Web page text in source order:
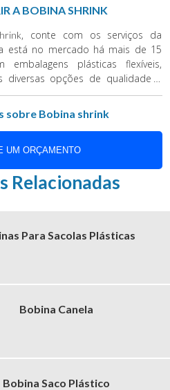
A BOBINA SHRINK
, conte com os serviços da
está no mercado há mais de 15
plásticas flexíveis,
diversas opções de qualidade e
principal da empresa é
benefício, reduzindo custos e
oportunidades de
Embalagem Ideal é personalizado
demandas e preferências de
Entre em contato com um
eventuais dúvidas sobre a
outros produtos.
sobre Bobina shrink
UM ORÇAMENTO
Relacionadas
Para Sacolas Plásticas
Bobina Canela
Bobina Saco Plástico